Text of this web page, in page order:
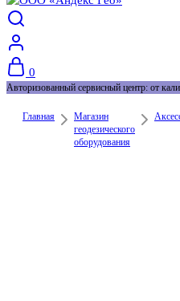
0
Авторизованный сервисный центр: от
Главная
Магазин
геодезического
оборудования